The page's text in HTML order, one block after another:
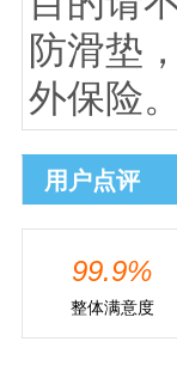
防滑垫
外保险。
用户点评
99.9%
整体满意度